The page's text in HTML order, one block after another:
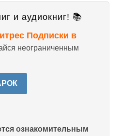
и аудиокниг! 📚
Подписки в
неограниченным
ознакомительным